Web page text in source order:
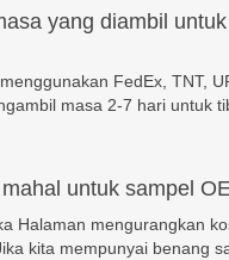
yang diambil
FedEx, TNT,
masa 2-7 hari untuk
untuk sampel
Halaman mengurangkan
kita mempunyai benang